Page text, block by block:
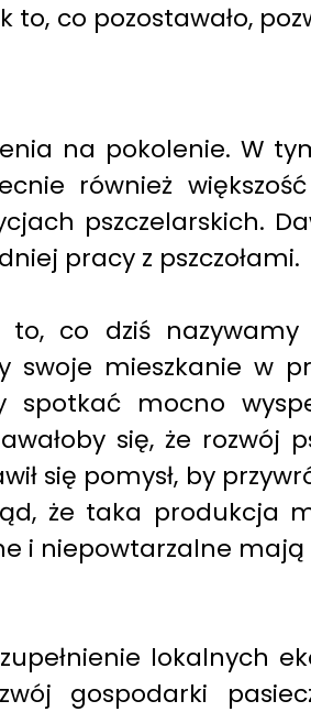
co pozostawało,
na pokolenie. W
również większość
pszczelarskich.
pracy z pszczołami.
to, co dziś nazywamy
swoje mieszkanie w
spotkać mocno
się, że rozwój
się pomysł, by
że taka produkcja
i niepowtarzalne
lokalnych
gospodarki